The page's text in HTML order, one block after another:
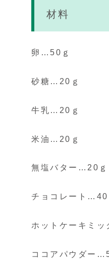
材料
卵…50ｇ
砂糖…20ｇ
牛乳…20ｇ
米油…20ｇ
無塩バター…20ｇ
チョコレート…40
ホットケーキミ
ココアパウダー